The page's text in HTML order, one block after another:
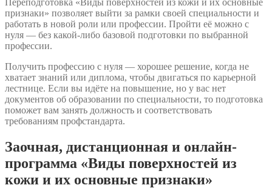
признаки» позволяет выйти за рамки своей специальности и
работать в новой роли или профессии. Пройти её можно с
нуля — без какой-либо базовой подготовки по выбранной
профессии.
Получить профессию с нуля — хорошее решение, когда не
хватает знаний или диплома, чтобы двигаться по карьерной
лестнице. Если вы идёте на повышение, но у вас нет
документов об образовании по специальности, то подготовка
поможет вам занять должность и соответствовать
требованиям профстандарта.
Заочная, дистанционная и онлайн-
программа «Виды поверхностей из
кожи и их основные признаки»